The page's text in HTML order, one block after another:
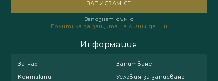
Запознат съм с
Политика за защита на лични данни
Информация
За нас
Запитване
Контакти
Условия за записване